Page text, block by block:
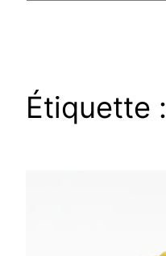
Étiquette :